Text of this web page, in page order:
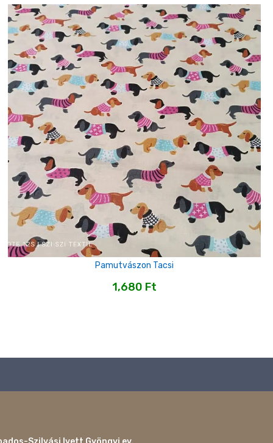
Pamutvászon Tacsi
1,680 Ft